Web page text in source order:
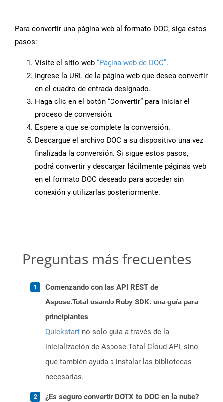
Para convertir una página web al formato DOC, siga estos
pasos:
Visite el sitio web “Página web de DOC”.
Ingrese la URL de la página web que desea convertir
en el cuadro de entrada designado.
Haga clic en el botón “Convertir” para iniciar el
proceso de conversión.
Espere a que se complete la conversión.
Descargue el archivo DOC a su dispositivo una vez
finalizada la conversión. Si sigue estos pasos,
podrá convertir y descargar fácilmente páginas web
en el formato DOC deseado para acceder sin
conexión y utilizarlas posteriormente.
Preguntas más frecuentes
Comenzando con las API REST de
Aspose.Total usando Ruby SDK: una guía para
principiantes
Quickstart no solo guía a través de la
inicialización de Aspose.Total Cloud API, sino
que también ayuda a instalar las bibliotecas
necesarias.
¿Es seguro convertir DOTX to DOC en la nube?